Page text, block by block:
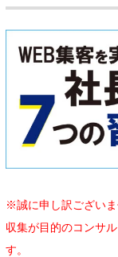
※誠に申し訳ござい
収集が目的のコンサ
す。